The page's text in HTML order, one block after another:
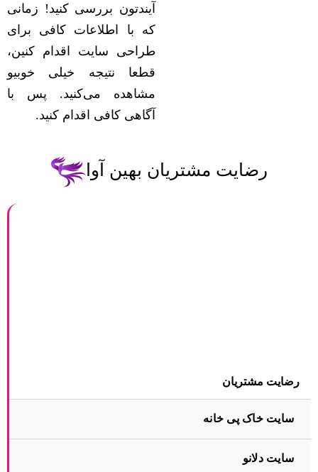
آیندتون بررسی کنید! زمانی
که با اطلاعات کافی برای
طراحی سایت اقدام کنین،
قطعا نتیجه خیلی خوبیو
مشاهده می‌کنید. پس با
آگاهی کافی اقدام کنید.
رضایت مشتریان بهین آوا
رضایت مشتریان
سایت خاک پی خانه
سایت دلانو